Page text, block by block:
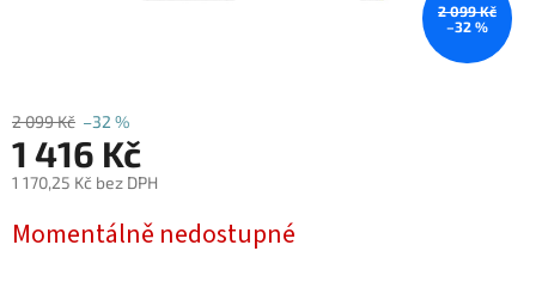
2 099 Kč
–32 %
2 099 Kč –32 %
1 416 Kč
1 170,25 Kč bez DPH
cena:
Momentálně nedostupné